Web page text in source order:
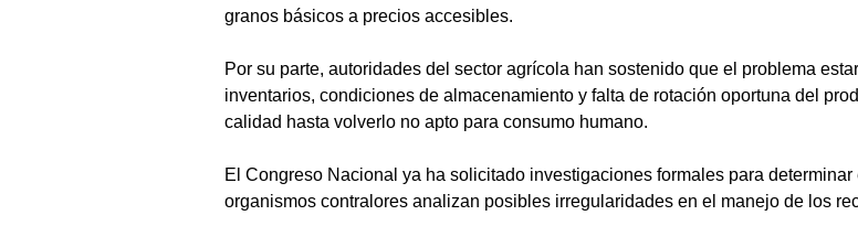
granos básicos a precios accesibles.
Por su parte, autoridades del sector agrícola han sostenido que el problema
inventarios, condiciones de almacenamiento y falta de rotación oportuna del
calidad hasta volverlo no apto para consumo humano.
El Congreso Nacional ya ha solicitado investigaciones formales para
organismos contralores analizan posibles irregularidades en el manejo de los